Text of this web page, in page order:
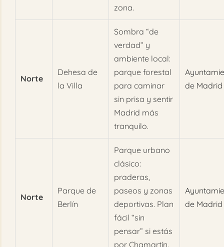
zona.
Norte
Dehesa de
la Villa
Sombra “de
verdad” y
ambiente local:
parque forestal
para caminar
sin prisa y sentir
Madrid más
tranquilo.
de Madrid
Norte
Parque de
Berlín
Parque urbano
clásico:
praderas,
paseos y zonas
deportivas. Plan
fácil “sin
pensar” si estás
por Chamartín.
de Madrid